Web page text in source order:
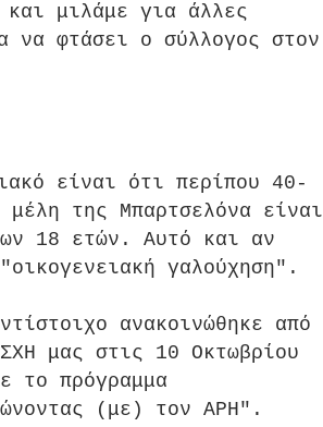
μιλάμε για άλλες
να φτάσει ο σύλλογος στον
είναι ότι περίπου 40-
μέλη της Μπαρτσελόνα είναι
18 ετών. Αυτό και αν
γαλούχηση".
ανακοινώθηκε από
μας στις 10 Οκτωβρίου
το πρόγραμμα
(με) τον ΑΡΗ".